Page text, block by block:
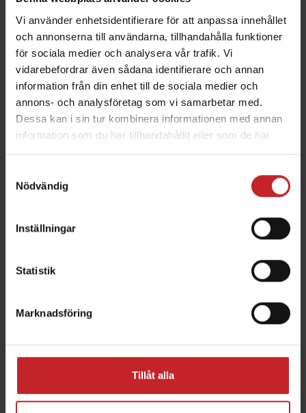
Vi använder enhetsidentifierare för att anpassa innehållet
och annonserna till användarna, tillhandahålla funktioner
för sociala medier och analysera vår trafik. Vi
vidarebefordrar även sådana identifierare och annan
information från din enhet till de sociala medier och
annons- och analysföretag som vi samarbetar med.
Dessa kan i sin tur kombinera informationen med annan
information som du har tillhandahållit eller som de har
samlat in när du har använt deras tjänster.
Nödvändig
Inställningar
Statistik
Marknadsföring
Tillåt alla
Hawk 600-900C designad för den europeiska och
internationella marknaden.
2023-09-19
Ny elektronik för att optimera
noggrannheten på Tempo ännu
mer
Tempo V och Tempo L. Genom att uppgradera
funktioner för att ge ännu säkrare och högre
noggrannhet i fält utvecklas. De nya funktionerna
är automatisk singulering, aktivt hydrauliskt
Flytande gödning lanseras till
Tempo L 8-24
Som ett nytt tillval kan Väderstad Tempo L 8-24